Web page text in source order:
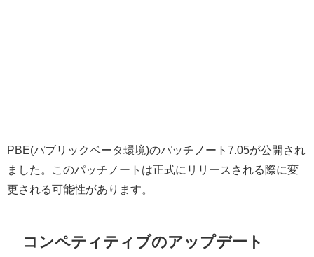
PBE(パブリックベータ環境)のパッチノート7.05が公開され
ました。このパッチノートは正式にリリースされる際に変
更される可能性があります。
コンペティティブのアップデート